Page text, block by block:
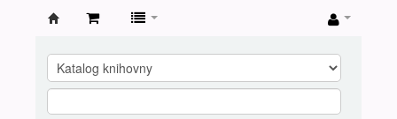
knihovna
Nové